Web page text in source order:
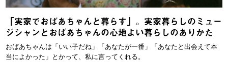
「実家でおばあちゃんと暮らす」。実家暮らしのミュー
ジシャンとおばあちゃんの心地よい暮らしのありかた
おばあちゃんは「いい子だね」「あなたが一番」「あなたと出会えて本
当によかった」とかって、私に言ってくれる。